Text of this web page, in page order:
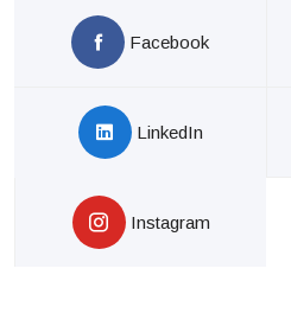
Facebook
LinkedIn
Instagram